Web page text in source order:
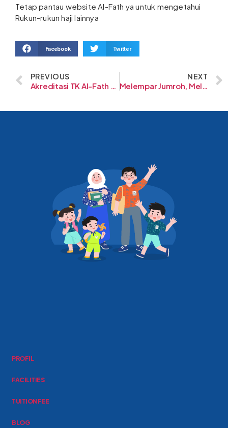
Tetap pantau website Al-Fath ya untuk mengetahui
Rukun-rukun haji lainnya
Facebook Twitter
PREVIOUS NEXT
PROFIL
FACILITIES
TUITION FEE
BLOG